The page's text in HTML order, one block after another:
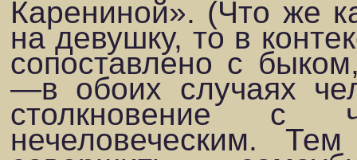
Карениной». (Что же
на девушку, то в
сопоставлено с
—в обоих случаях
столкновение с
нечеловеческим.